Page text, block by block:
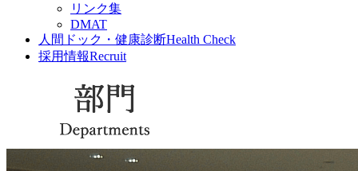
リンク集
DMAT
人間ドック・健康診断Health Check
採用情報Recruit